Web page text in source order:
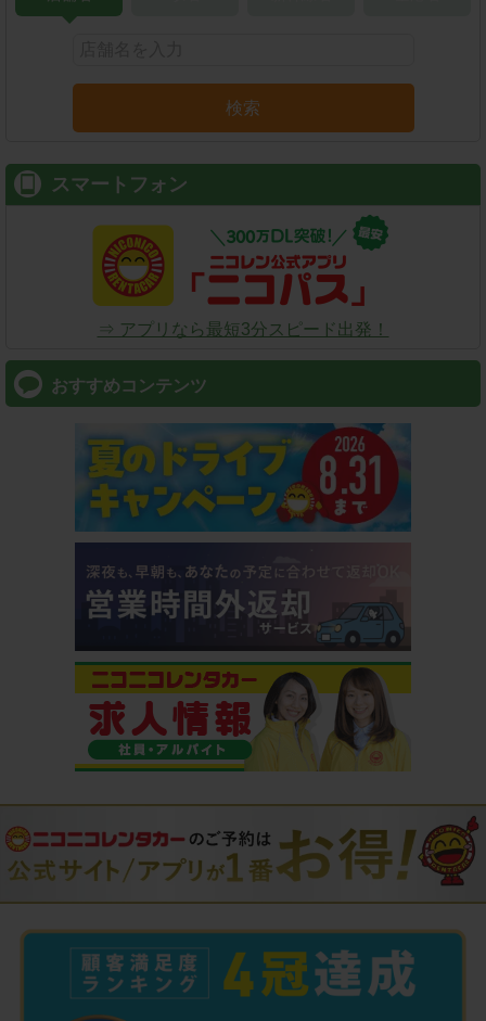
検索
スマートフォン
⇒ アプリなら最短3分スピード出発！
おすすめコンテンツ